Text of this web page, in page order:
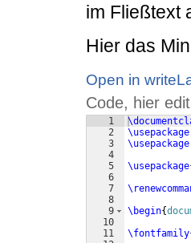
im Fließtext
Hier das
Open in
Code, hier
1
2
3
4
5
6
7
8
9
10
11
\usepackage
\usepackage
\usepackage
\begin{
\fontfamily